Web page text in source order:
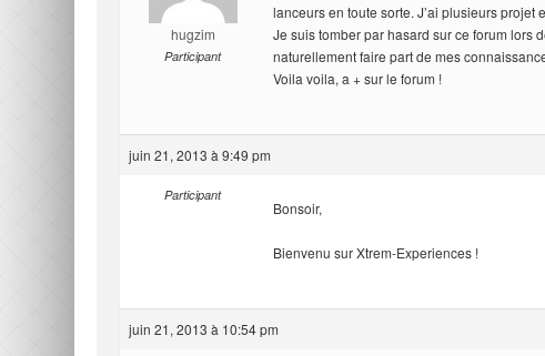
hugzim
Participant
lanceurs en toute sorte. J’ai plusieurs projet
Je suis tomber par hasard sur ce forum lors
naturellement faire part de mes
Voila voila, a + sur le forum !
juin 21, 2013 à 9:49 pm
Participant
Bonsoir,
Bienvenu sur Xtrem-Experiences !
juin 21, 2013 à 10:54 pm